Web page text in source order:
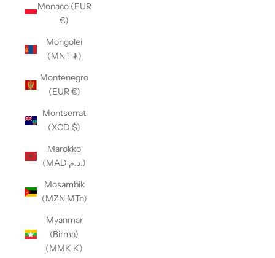
Monaco (EUR
€)
Mongolei
(MNT ₮)
Montenegro
(EUR €)
Montserrat
(XCD $)
Marokko
(MAD د.م.)
Mosambik
(MZN MTn)
Myanmar
(Birma)
(MMK K)